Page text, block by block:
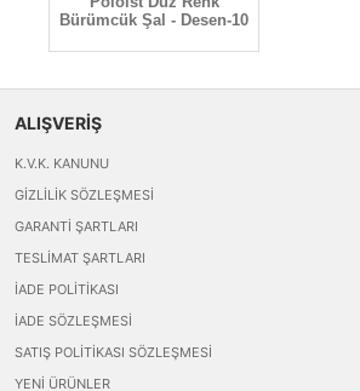
Bürümcük Şal - Desen-10
ALIŞVERİŞ
K.V.K. KANUNU
GIZLILIK SÖZLEŞMESI
GARANTI ŞARTLARI
TESLIMAT ŞARTLARI
İADE POLITIKASI
İADE SÖZLEŞMESI
SATIŞ POLITIKASI SÖZLEŞMESI
YENI ÜRÜNLER